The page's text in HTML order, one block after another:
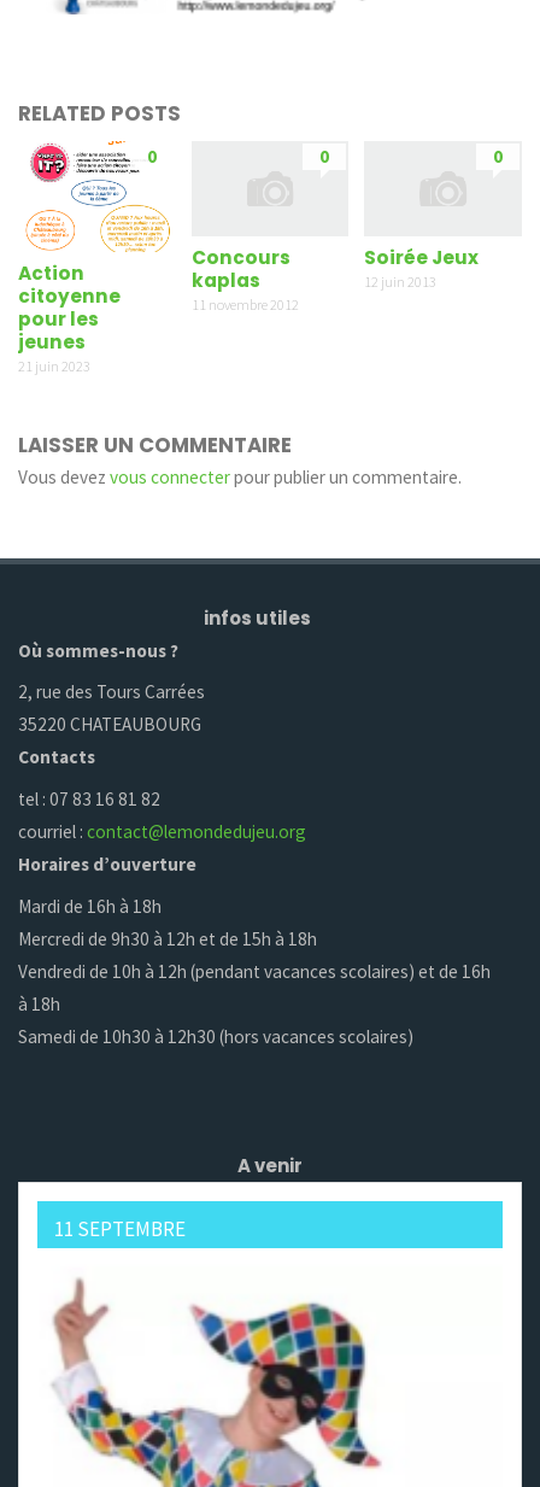
RELATED POSTS
0
Action
citoyenne
pour les
jeunes
21 juin 2023
0
Concours
kaplas
11 novembre 2012
0
Soirée Jeux
12 juin 2013
LAISSER UN COMMENTAIRE
Vous devezvous connecterpour publier un commentaire.
infos utiles
Où sommes-nous ?
2, rue des Tours Carrées
35220 CHATEAUBOURG
Contacts
tel : 07 83 16 81 82
courriel :contact@lemondedujeu.org
Horaires d’ouverture
Mardi de 16h à 18h
Mercredi de 9h30 à 12h et de 15h à 18h
Vendredi de 10h à 12h (pendant vacances scolaires) et de 16h
à 18h
Samedi de 10h30 à 12h30 (hors vacances scolaires)
A venir
11 SEPTEMBRE